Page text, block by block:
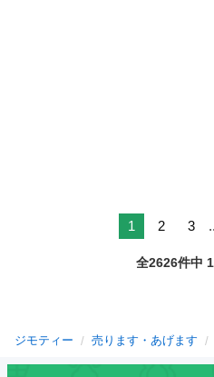
1 2 3
全2626件中
ジモティー 売ります・あげます